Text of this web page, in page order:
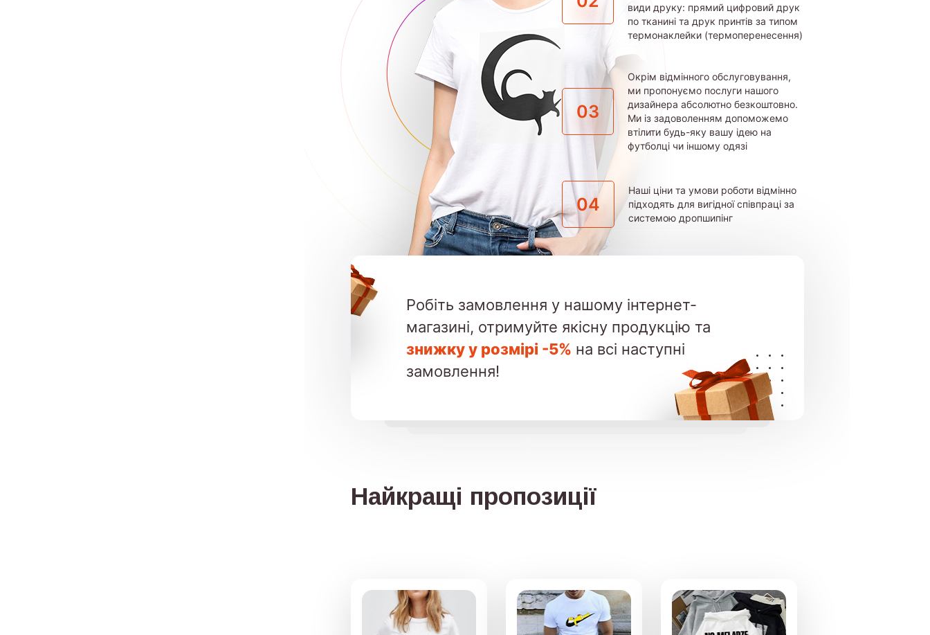
види друку: прямий цифровий друк
по тканині та друк принтів за типом
термонаклейки (термоперенесення)
03
Окрім відмінного обслуговування,
ми пропонуємо послуги нашого
дизайнера абсолютно безкоштовно.
Ми із задоволенням допоможемо
втілити будь-яку вашу ідею на
футболці чи іншому одязі
04
Наші ціни та умови роботи відмінно
підходять для вигідної співпраці за
системою дропшипінг
Робіть замовлення у нашому інтернет-
магазині, отримуйте якісну продукцію та
знижку у розмірі -5% на всі наступні
замовлення!
Найкращі пропозиції